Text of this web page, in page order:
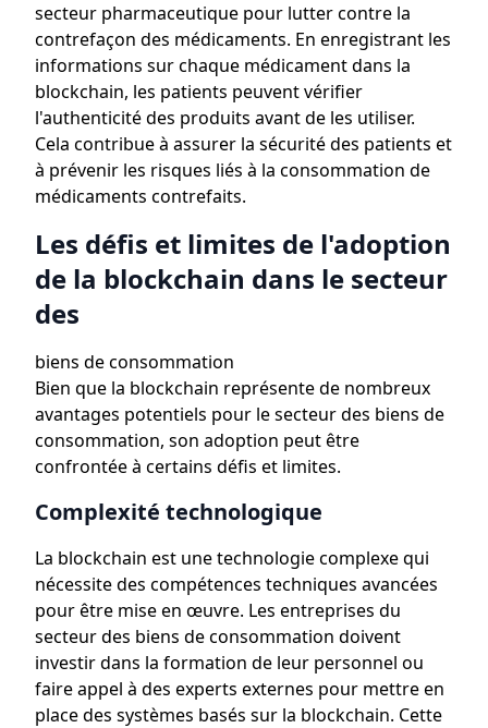
secteur pharmaceutique pour lutter contre la
contrefaçon des médicaments. En enregistrant les
informations sur chaque médicament dans la
blockchain, les patients peuvent vérifier
l'authenticité des produits avant de les utiliser.
Cela contribue à assurer la sécurité des patients et
à prévenir les risques liés à la consommation de
médicaments contrefaits.
Les défis et limites de l'adoption
de la blockchain dans le secteur
des
biens de consommation
Bien que la blockchain représente de nombreux
avantages potentiels pour le secteur des biens de
consommation, son adoption peut être
confrontée à certains défis et limites.
Complexité technologique
La blockchain est une technologie complexe qui
nécessite des compétences techniques avancées
pour être mise en œuvre. Les entreprises du
secteur des biens de consommation doivent
investir dans la formation de leur personnel ou
faire appel à des experts externes pour mettre en
place des systèmes basés sur la blockchain. Cette